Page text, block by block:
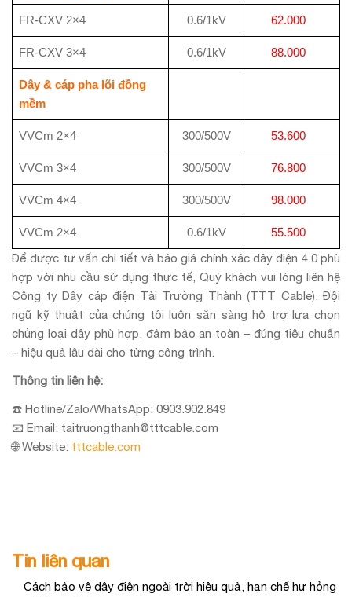
FR-CXV 2×4 0.6/1kV 62.000
FR-CXV 3×4 0.6/1kV 88.000
Dây & cáp pha lõi đồng
mềm
VVCm 2×4 300/500V 53.600
VVCm 3×4 300/500V 76.800
VVCm 4×4 300/500V 98.000
VVCm 2×4 0.6/1kV
55.500
Để được tư vấn chi tiết và báo giá chính xác dây điện 4.0 phù
hợp với nhu cầu sử dụng thực tế, Quý khách vui lòng liên hệ
Công ty Dây cáp điện Tài Trường Thành (TTT Cable). Đội
ngũ kỹ thuật của chúng tôi luôn sẵn sàng hỗ trợ lựa chọn
chủng loại dây phù hợp, đảm bảo an toàn – đúng tiêu chuẩn
– hiệu quả lâu dài cho từng công trình.
Thông tin liên hệ:
☎️ Hotline/Zalo/WhatsApp: 0903.902.849
📧 Email: taitruongthanh@tttcable.com
🌐 Website: tttcable.com
Tin liên quan
Cách bảo vệ dây điện ngoài trời hiệu quả, hạn chế hư hỏng